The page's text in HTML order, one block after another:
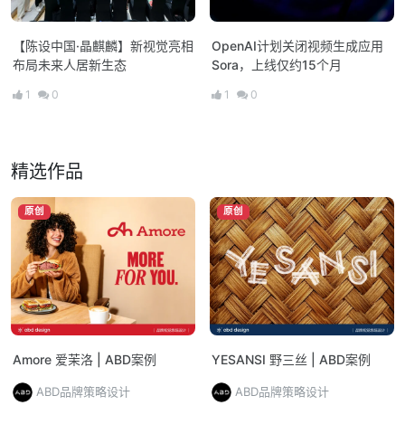
【陈设中国·晶麒麟】新视觉亮相
布局未来人居新生态
1 0
OpenAI计划关闭视频生成应用
Sora，上线仅约15个月
1 0
精选作品
原创
Amore 爱茉洛 | ABD案例
ABD品牌策略设计
原创
YESANSI 野三丝 | ABD案例
ABD品牌策略设计